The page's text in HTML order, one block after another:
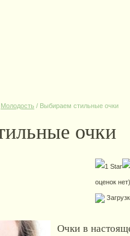
Молодость / Выбираем стильные очки
очки
оценок нет)
Очки в